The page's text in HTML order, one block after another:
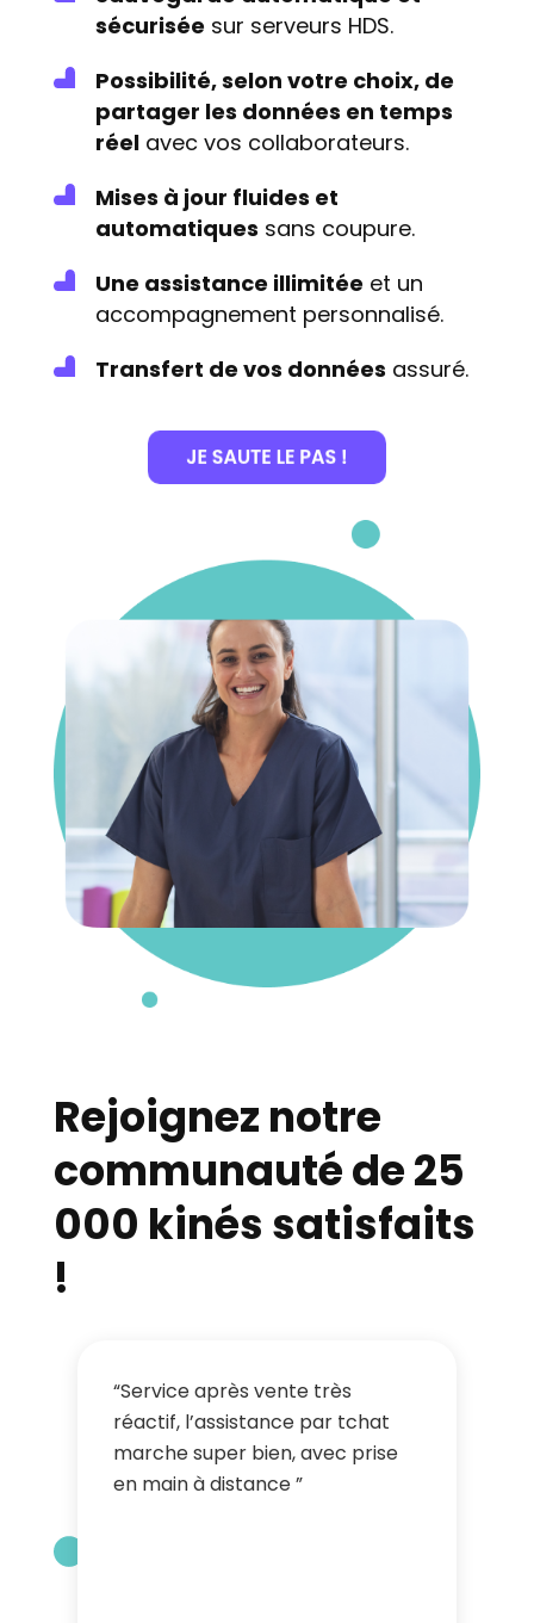
sécurisée sur serveurs HDS.
Possibilité, selon votre choix, de
partager les données en temps
réelavec vos collaborateurs.
Mises à jour fluides et
automatiques sans coupure.
Une assistance illimitée et un
accompagnement personnalisé.
Transfert de vos données assuré.
Rejoignez notre
communauté de 25
000 kinés satisfaits
!
“Service après vente très
réactif, l’assistance par tchat
marche super bien, avec prise
en main à distance ”